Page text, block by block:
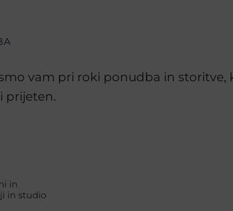
vam pri roki ponudba in storitve,
prijeten.
in
in studio